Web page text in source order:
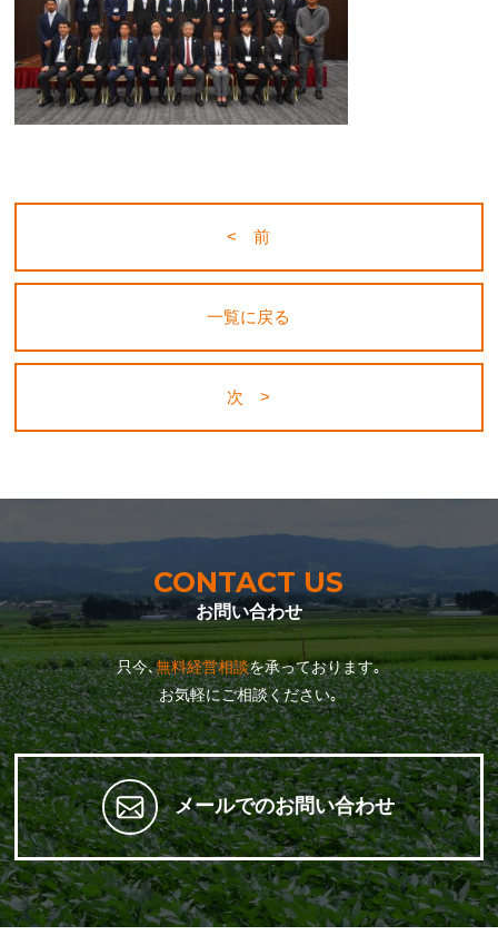
< 前
一覧に戻る
次 >
CONTACT US
お問い合わせ
只今､無料経営相談を承っております｡
お気軽にご相談ください｡
メールでのお問い合わせ